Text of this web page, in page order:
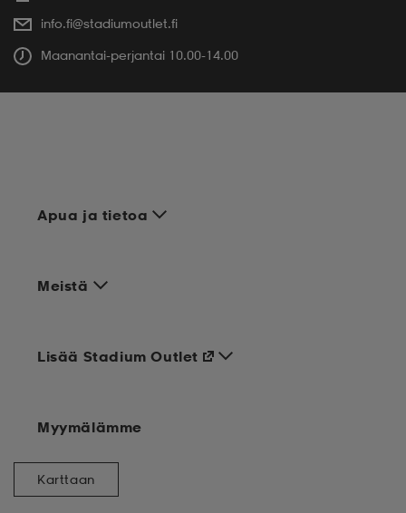
info.fi@stadiumoutlet.fi
Maanantai-perjantai 10.00-14.00
Apua ja tietoa
Meistä
Lisää Stadium Outlet
Myymälämme
Karttaan